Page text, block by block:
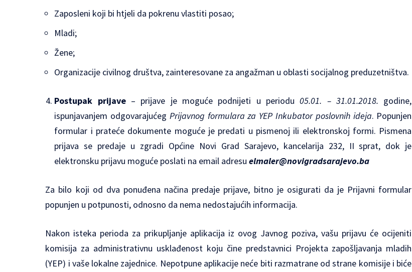
Zaposleni koji bi htjeli da pokrenu vlastiti posao;
Mladi;
Žene;
Organizacije civilnog društva, zainteresovane za angažman u oblasti socijalnog preduzetništva.
Postupak prijave – prijave je moguće podnijeti u periodu05.01. – 31.01.2018. godine,
ispunjavanjem odgovarajućeg Prijavnog formulara za YEP Inkubator poslovnih ideja. Popunjen
formular i prateće dokumente moguće je predati u pismenoj ili elektronskoj formi. Pismena
prijava se predaje u zgradi Općine Novi Grad Sarajevo, kancelarija 232, II sprat, dok je
elektronsku prijavu moguće poslati na email adresuelmaler@novigradsarajevo.ba
Za bilo koji od dva ponuđena načina predaje prijave, bitno je osigurati da je Prijavni formular
popunjen u potpunosti, odnosno da nema nedostajućih informacija.
Nakon isteka perioda za prikupljanje aplikacija iz ovog Javnog poziva, vašu prijavu će ocijeniti
komisija za administrativnu usklađenost koju čine predstavnici Projekta zapošljavanja mladih
(YEP) i vaše lokalne zajednice. Nepotpune aplikacije neće biti razmatrane od strane komisije i biće